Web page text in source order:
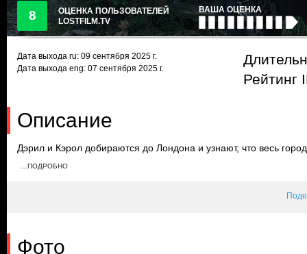
8
ОЦЕНКА ПОЛЬЗОВАТЕЛЕЙ
LOSTFILM.TV
ВАША ОЦЕНКА
Дата выхода ru: 09 сентября 2025 г.
Дата выхода eng: 07 сентября 2025 г.
Рейтинг
Описание
Дэрил и Кэрол добираются до Лондона и узнают, что весь
взаперти в многоквартирном доме, они встречают Джулиана.
…ПОДРОБНО
Фото